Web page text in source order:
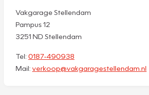
Vakgarage Stellendam
Pampus 12
3251 ND Stellendam
Tel: 0187-490938
Mail: verkoop@vakgaragestellendam.nl